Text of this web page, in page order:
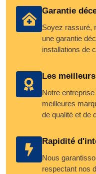
Garantie
Soyez rassuré,
une garantie
installations de
Les
Notre
meilleures
de qualité et de
Rapidité
Nous
respectant nos